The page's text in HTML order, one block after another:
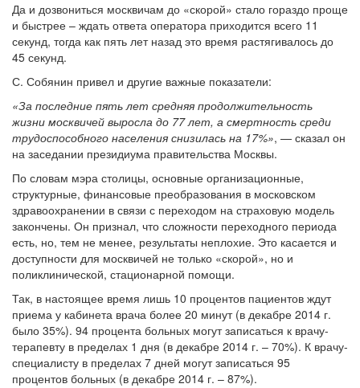
Да и дозвониться москвичам до «скорой» стало гораздо проще
и быстрее – ждать ответа оператора приходится всего 11
секунд, тогда как пять лет назад это время растягивалось до
45 секунд.
С. Собянин привел и другие важные показатели:
«За последние пять лет средняя продолжительность
жизни москвичей выросла до 77 лет, а смертность среди
трудоспособного населения снизилась на 17%», — сказал он
на заседании президиума правительства Москвы.
По словам мэра столицы, основные организационные,
структурные, финансовые преобразования в московском
здравоохранении в связи с переходом на страховую модель
закончены. Он признал, что сложности переходного периода
есть, но, тем не менее, результаты неплохие. Это касается и
доступности для москвичей не только «скорой», но и
поликлинической, стационарной помощи.
Так, в настоящее время лишь 10 процентов пациентов ждут
приема у кабинета врача более 20 минут (в декабре 2014 г.
было 35%). 94 процента больных могут записаться к врачу-
терапевту в пределах 1 дня (в декабре 2014 г. – 70%). К врачу-
специалисту в пределах 7 дней могут записаться 95
процентов больных (в декабре 2014 г. – 87%).